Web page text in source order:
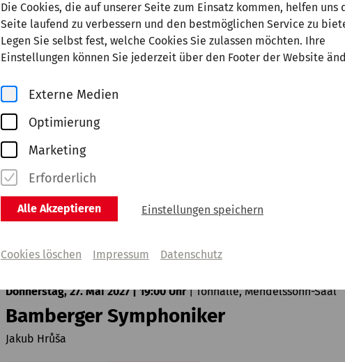
Die Cookies, die auf unserer Seite zum Einsatz kommen, helfen uns
Seite laufend zu verbessern und den bestmöglichen Service zu
Legen Sie selbst fest, welche Cookies Sie zulassen möchten. Ihre
Einstellungen können Sie jederzeit über den Footer der Website
Externe Medien
Optimierung
Marketing
Erforderlich
Alle Akzeptieren Einstellungen speichern
Cookies löschen Impressum Datenschutz
Tickets kaufen Abo+ Tickets Was bedeutet Abo+?
€ 85,00 | 75,00 | 65,00 | 50,00 | 35,00  zzgl. VVK
Dresdner Philharmonie
Sir Donald Runnicles | Alexej Gerassimez
Tickets kaufen
Donnerstag, 27. Mai 2027 | 19:00 Uhr| Tonhalle, Mendelssohn-Saal
Bamberger Symphoniker
​Jakub Hrůša